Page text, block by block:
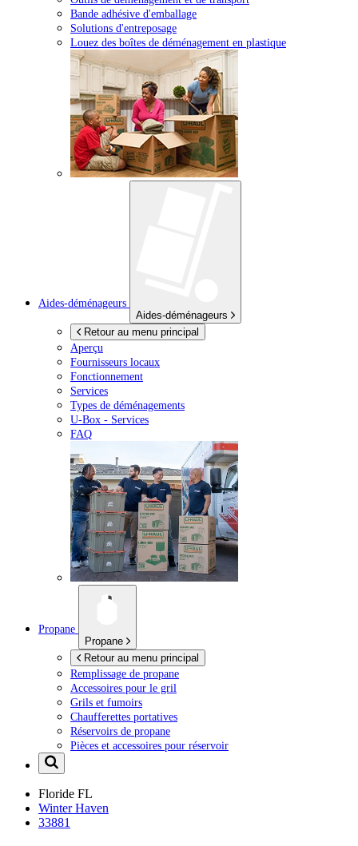
Bande adhésive d'emballage
Solutions d'entreposage
Louez des boîtes de déménagement en plastique
Aides-déménageurs
Aides-déménageurs
Retour au menu principal
Aperçu
Fournisseurs locaux
Fonctionnement
Services
Types de déménagements
U-Box - Services
FAQ
Propane
Propane
Retour au menu principal
Remplissage de propane
Accessoires pour le gril
Grils et fumoirs
Chaufferettes portatives
Réservoirs de propane
Pièces et accessoires pour réservoir
Floride FL
Winter Haven
33881